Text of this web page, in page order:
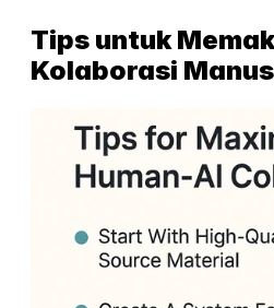
Tips untuk
Kolaborasi